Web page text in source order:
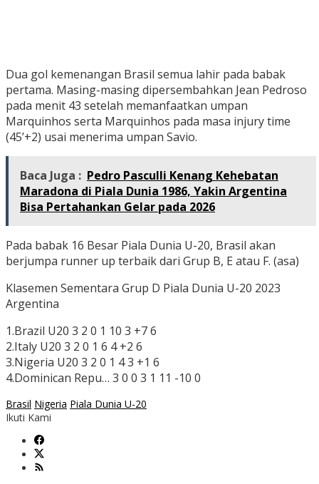
Dua gol kemenangan Brasil semua lahir pada babak
pertama. Masing-masing dipersembahkan Jean Pedroso
pada menit 43 setelah memanfaatkan umpan
Marquinhos serta Marquinhos pada masa injury time
(45’+2) usai menerima umpan Savio.
Baca Juga : Pedro Pasculli Kenang Kehebatan
Maradona di Piala Dunia 1986, Yakin Argentina
Bisa Pertahankan Gelar pada 2026
Pada babak 16 Besar Piala Dunia U-20, Brasil akan
berjumpa runner up terbaik dari Grup B, E atau F. (asa)
Klasemen Sementara Grup D Piala Dunia U-20 2023
Argentina
1.Brazil U20 3 2 0 1 10 3 +7 6
2.Italy U20 3 2 0 1 6 4 +2 6
3.Nigeria U20 3 2 0 1 4 3 +1 6
4.Dominican Repu… 3 0 0 3 1 11 -10 0
Brasil Nigeria Piala Dunia U-20
Ikuti Kami